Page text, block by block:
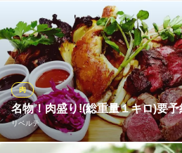
地下鉄半蔵門線神保町駅A6番出口 徒
東京都千代田区神田神保町1-41 駿河台下MKビ
『熱々！牛ハラミステーキ』や『プレ
などの肉料理から定番おつまみまで豊
お好きなお酒と併せてお楽しみくださ
と楽しいひと時を当店の料理ととも
居楽屋白木屋 神保町駅前店
刺身や定番居酒屋料理
都営新宿線神保町駅 徒歩2分
東京都千代田区神田神保町3-12-3 神保町スリ
名物！肉盛り!(総重量１キロ)要予
リベルテ
肉